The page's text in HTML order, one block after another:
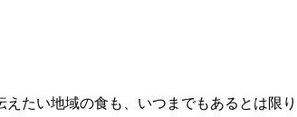
たい地域の食も、いつまでもあるとは限り